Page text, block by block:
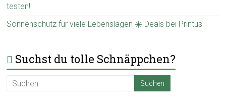
testen!
Sonnenschutz für viele Lebenslagen ☀️ Deals bei Printus
Suchst du tolle Schnäppchen?